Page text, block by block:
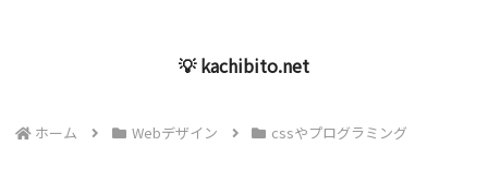
💡 kachibito.net
ホーム Webデザイン cssやプログラミング